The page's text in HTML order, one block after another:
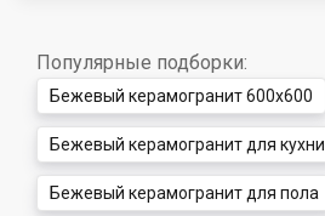
Популярные подборки:
Бежевый керамогранит 600x600
Бежевый керамогранит для кухни
Бежевый керамогранит для пола